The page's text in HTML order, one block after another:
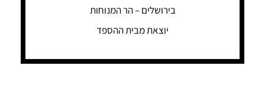
בירושלים – הר המנוחות
יוצאת מבית ההספד